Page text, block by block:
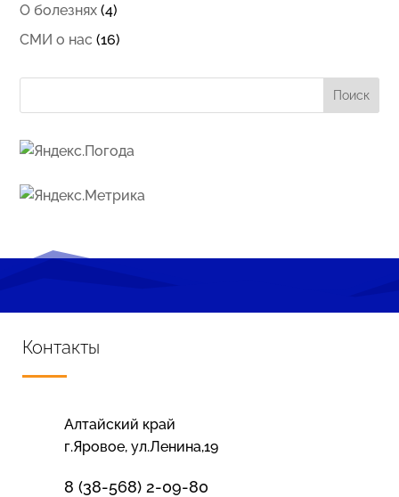
О болезнях (4)
СМИ о нас (16)
Контакты
Алтайский край
г.Яровое, ул.Ленина,19
8 (38-568) 2-09-80